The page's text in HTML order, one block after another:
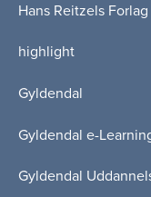
Hans Reitzels Forlag
highlight
Gyldendal
Gyldendal e-
Gyldendal